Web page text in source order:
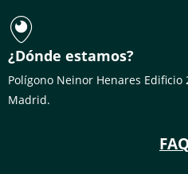
¿Dónde estamos?
Polígono Neinor Henares Edificio
Madrid.